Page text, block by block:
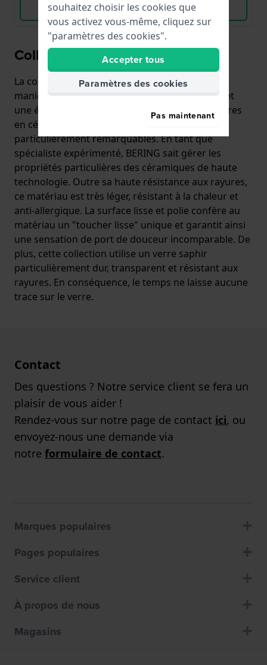
Voir les produits
Voir les produits
Collection Bering Ceramic
La collection BERING céramique combine, de
manière unique, un design danois minimaliste et
une épaisseur de matériau maximale. Les montres
en céramique, exceptionnellement plates, sont
particulièrement remarquables. En tant que
spécialiste expérimenté, BERING sait gérer les
propriétés particulières des céramiques de haute
technologie. Outre sa haute résistance aux rayures,
ce matériau est très léger, résistant à la chaleur et
anti-allergique. La surface lisse et polie confère au
matériau un "toucher lisse" unique et garantit ainsi
une sensation de port de douceur incomparable. De
plus, cette collection utilise un verre saphir
particulièrement dur, transparent et résistant aux
rayures. En conséquence, le temps ne laisse aucune
trace sur le verre.
Contact
Des questions ? Notre service client se fera un
plaisir de vous aider !
Rendez-vous sur notre page de contact ici, ou
envoyez-nous une demande via
notre formulaire de contact.
Marques populaires
Pages populaires
Service client
À propos de nous
Magasins
souhaitez choisir les cookies que
vous activez vous-même, cliquez sur
"paramètres des cookies".
Accepter tous
Paramètres des cookies
Pas maintenant